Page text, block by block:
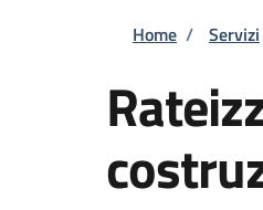
Home / Servizi